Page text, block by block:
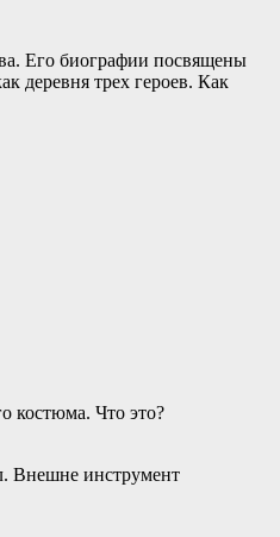
Его биографии посвящены
деревня трех героев. Как
костюма. Что это?
Внешне инструмент